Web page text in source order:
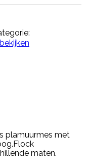
plamuurmes met
maten.